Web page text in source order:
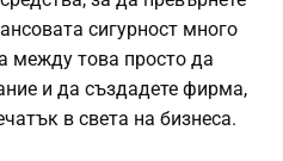
сигурност много
между това просто да
и да създадете фирма,
в света на бизнеса.